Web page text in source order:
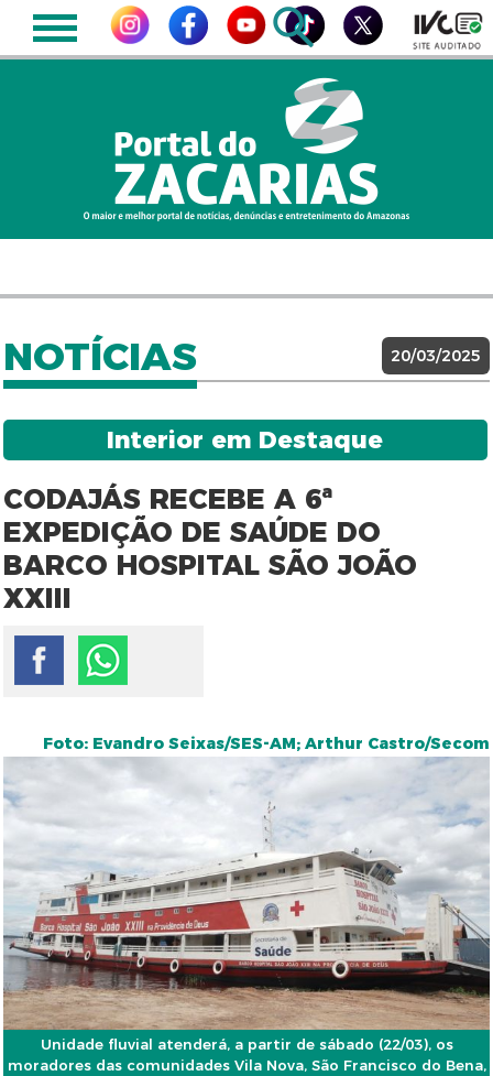
NOTÍCIAS 20/03/2025
Interior em Destaque
CODAJÁS RECEBE A 6ª
EXPEDIÇÃO DE SAÚDE DO
BARCO HOSPITAL SÃO JOÃO
XXIII
Foto: Evandro Seixas/SES-AM; Arthur Castro/Secom
Unidade fluvial atenderá, a partir de sábado (22/03), os
moradores das comunidades Vila Nova, São Francisco do Bena,